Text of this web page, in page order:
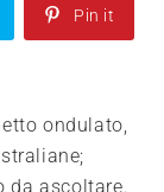
Pin it
ondulato,
da ascoltare.